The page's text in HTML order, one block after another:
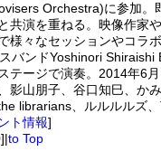
Orchestra)に参加。
共演を重ねる。映像作家
様々なセッションやコラ
バンドYoshinori Shiraishi
テージで演奏。2014年6
影山朋子、谷口知巳、か
librarians、ルルルルズ
ト情報]
|to Top